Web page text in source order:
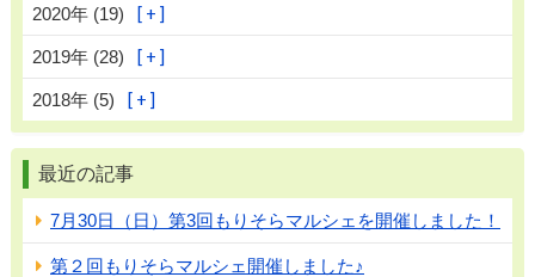
2020年 (19)
2019年 (28)
2018年 (5)
最近の記事
7月30日（日）第3回もりそらマルシェを開催しました！
第２回もりそらマルシェ開催しました♪